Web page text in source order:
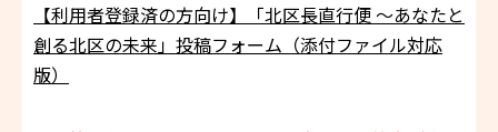
【利用者登録済の方向け】「北区長直行便 ～あなたと
創る北区の未来」投稿フォーム（添付ファイル対応
版）